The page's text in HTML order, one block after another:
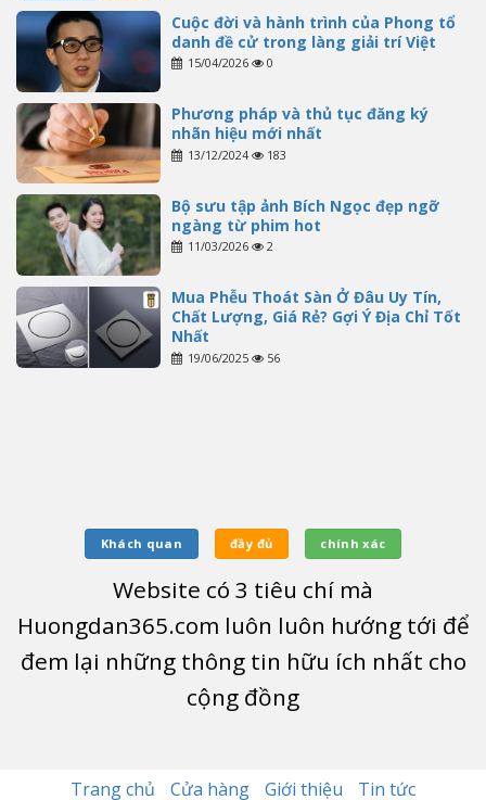
Cuộc đời và hành trình của Phong tổ
danh đề cử trong làng giải trí Việt
15/04/2026 0
Phương pháp và thủ tục đăng ký
nhãn hiệu mới nhất
13/12/2024 183
Bộ sưu tập ảnh Bích Ngọc đẹp ngỡ
ngàng từ phim hot
11/03/2026 2
Mua Phễu Thoát Sàn Ở Đâu Uy Tín,
Chất Lượng, Giá Rẻ? Gợi Ý Địa Chỉ Tốt
Nhất
19/06/2025 56
Khách quan đầy đủ chính xác
Website có 3 tiêu chí mà
Huongdan365.com luôn luôn hướng tới để
đem lại những thông tin hữu ích nhất cho
cộng đồng
Trang chủ Cửa hàng Giới thiệu Tin tức